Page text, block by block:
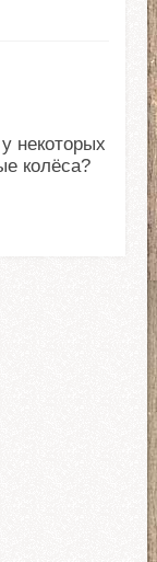
некоторых
колёса?